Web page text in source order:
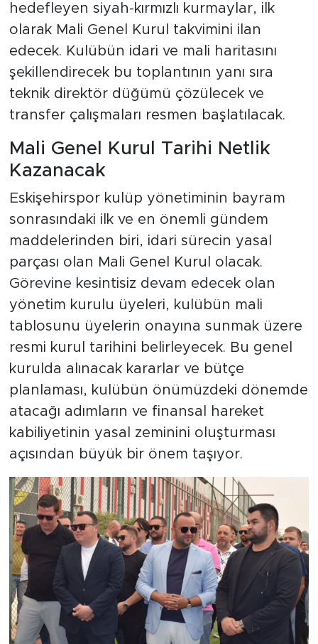
hedefleyen siyah-kırmızlı kurmaylar, ilk
olarak Mali Genel Kurul takvimini ilan
edecek. Kulübün idari ve mali haritasını
şekillendirecek bu toplantının yanı sıra
teknik direktör düğümü çözülecek ve
transfer çalışmaları resmen başlatılacak.
Mali Genel Kurul Tarihi Netlik
Kazanacak
Eskişehirspor kulüp yönetiminin bayram
sonrasındaki ilk ve en önemli gündem
maddelerinden biri, idari sürecin yasal
parçası olan Mali Genel Kurul olacak.
Görevine kesintisiz devam edecek olan
yönetim kurulu üyeleri, kulübün mali
tablosunu üyelerin onayına sunmak üzere
resmi kurul tarihini belirleyecek. Bu genel
kurulda alınacak kararlar ve bütçe
planlaması, kulübün önümüzdeki dönemde
atacağı adımların ve finansal hareket
kabiliyetinin yasal zeminini oluşturması
açısından büyük bir önem taşıyor.